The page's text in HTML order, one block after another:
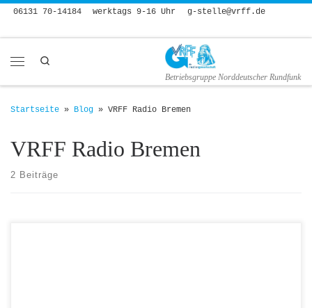
Zum Inhalt springen
06131 70-14184 werktags 9-16 Uhr g-stelle@vrff.de
Betriebsgruppe Norddeutscher Rundfunk
Startseite » Blog » VRFF Radio Bremen
VRFF Radio Bremen
2 Beiträge